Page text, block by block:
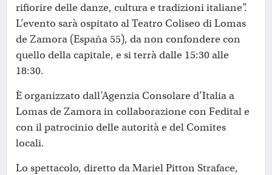
rifiorire delle danze, cultura e tradizioni italiane”.
L’evento sarà ospitato al Teatro Coliseo di Lomas
de Zamora (España 55), da non confondere con
quello della capitale, e si terrà dalle 15:30 alle
18:30.
È organizzato dall’Agenzia Consolare d’Italia a
Lomas de Zamora in collaborazione con Fedital e
con il patrocinio delle autorità e del Comites
locali.
Lo spettacolo, diretto da Mariel Pitton Straface,